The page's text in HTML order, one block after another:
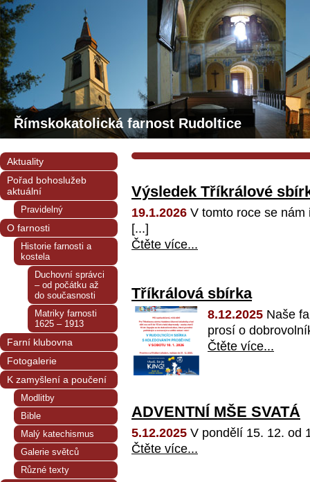
Římskokatolická farnost Rudoltice
Výsledek Tříkrálové
19.1.2026 V tomto roce se
[...]
Čtěte více...
Tříkrálová sbírka
8.12.2025 Naše
prosí o
Čtěte více...
ADVENTNÍ MŠE SVATÁ
5.12.2025 V pondělí 15. 12. od
Čtěte více...
Aktuality
Pořad bohoslužeb
aktuální
Pravidelný
O farnosti
Historie farnosti a
kostela
Duchovní správci
– od počátku až
do současnosti
Matriky farnosti
1625 – 1913
Farní klubovna
Fotogalerie
K zamyšlení a poučení
Modlitby
Bible
Malý katechismus
Galerie světců
Různé texty